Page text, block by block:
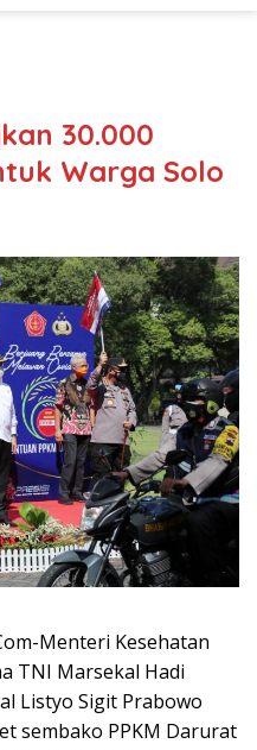
30.000
Warga Solo
Menteri Kesehatan
TNI Marsekal Hadi
Listyo Sigit Prabowo
sembako PPKM Darurat